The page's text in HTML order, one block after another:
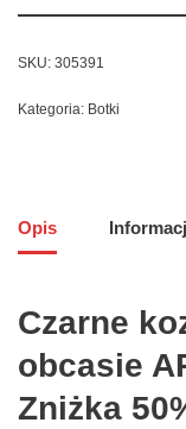
SKU: 305391
Kategoria: Botki
Opis
Czarne
obcasie
Zniżka